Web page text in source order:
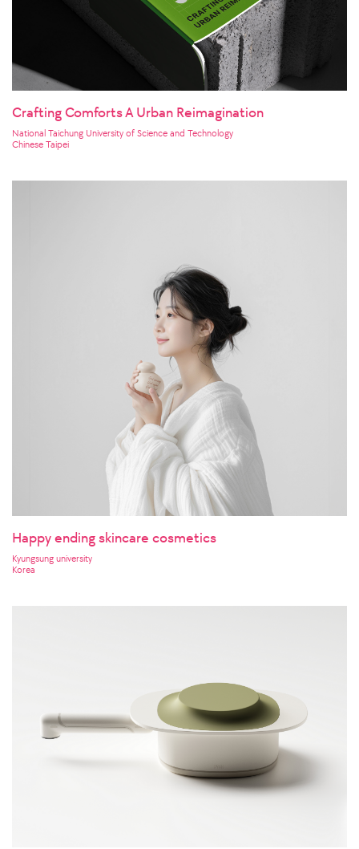
Crafting Comforts A Urban Reimagination
National Taichung University of Science and Technology
Chinese Taipei
Happy ending skincare cosmetics
Kyungsung university
Korea